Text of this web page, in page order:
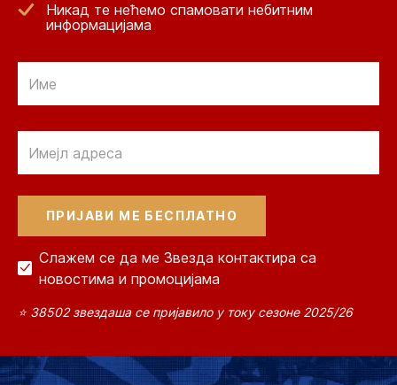
Никад те нећемо спамовати небитним
информацијама
Слажем се да ме Звезда контактира са
новостима и промоцијама
⭐ 38502 звездаша се пријавило у току сезоне 2025/26